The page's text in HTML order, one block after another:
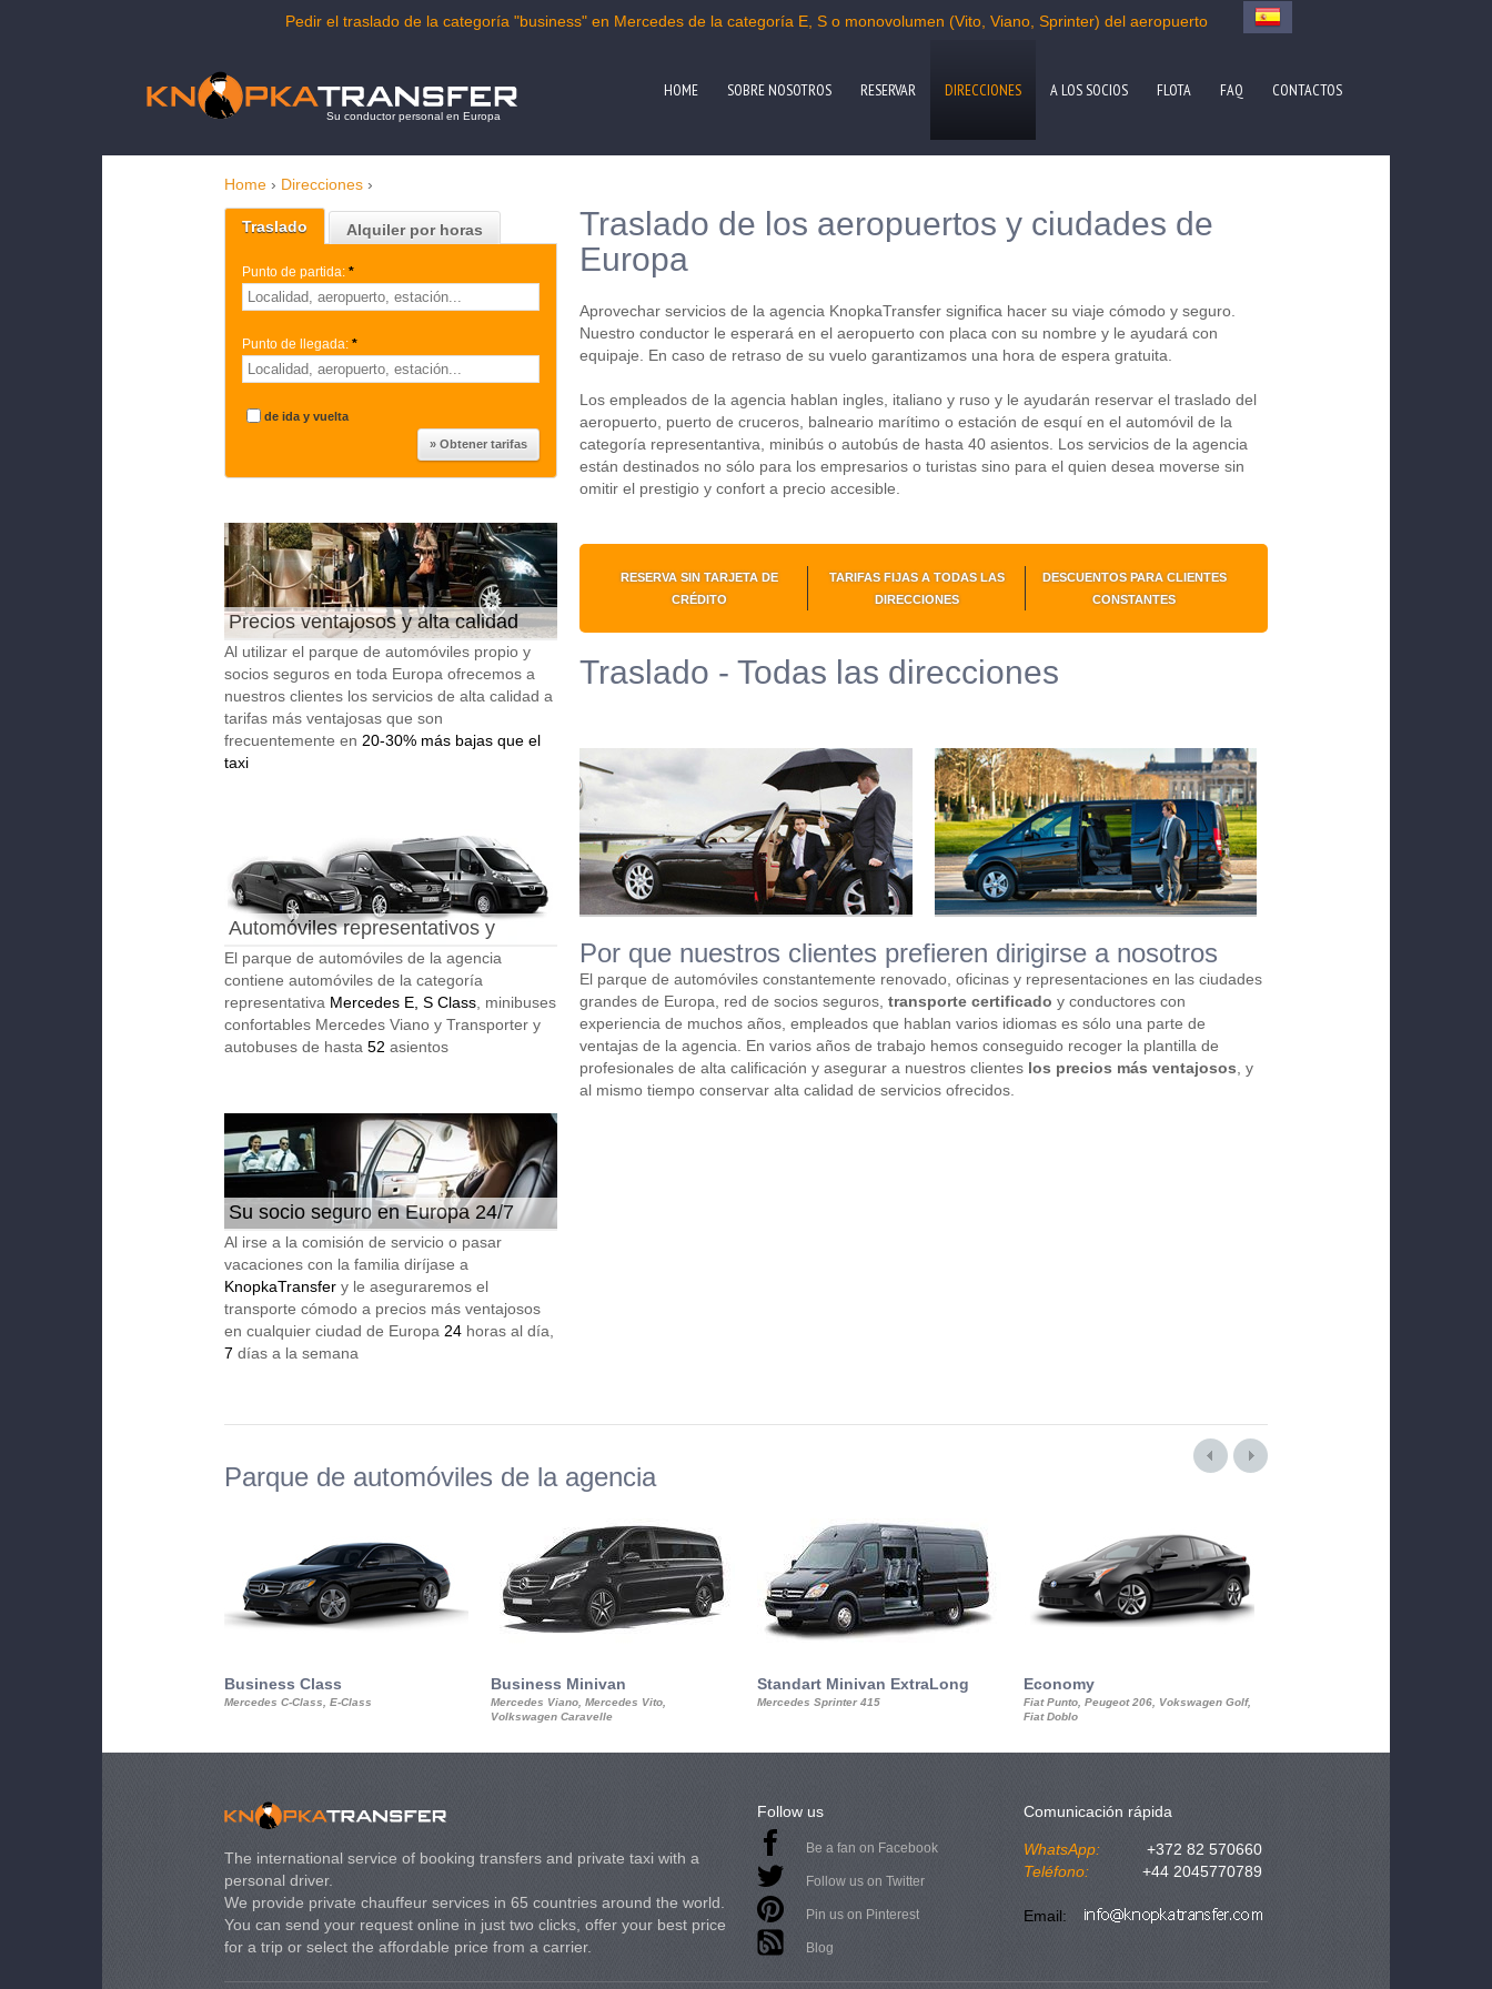
Pedir el traslado de la categoría "business" en Mercedes de la categoría E, S o monovolumen (Vito, Viano, Sprinter) del aeropuerto
Su conductor personal en Europa
HOME SOBRE NOSOTROS RESERVAR DIRECCIONES A LOS SOCIOS FLOTA FAQ CONTACTOS
Home › Direcciones ›
Traslado Alquiler por horas
Punto de partida: *
Punto de llegada: *
de ida y vuelta
Precios ventajosos y alta calidad
Al utilizar el parque de automóviles propio y
socios seguros en toda Europa ofrecemos a
nuestros clientes los servicios de alta calidad a
tarifas más ventajosas que son
frecuentemente en 20-30% más bajas que el
taxi
Automóviles representativos y
autobuses
El parque de automóviles de la agencia
contiene automóviles de la categoría
representativa Mercedes E, S Class , minibuses
confortables Mercedes Viano y Transporter y
autobuses de hasta 52 asientos
Su socio seguro en Europa 24/7
Al irse a la comisión de servicio o pasar
vacaciones con la familia diríjase a
KnopkaTransfer y le aseguraremos el
transporte cómodo a precios más ventajosos
en cualquier ciudad de Europa 24 horas al día,
7 días a la semana
Traslado de los aeropuertos y ciudades de
Europa
Aprovechar servicios de la agencia KnopkaTransfer significa hacer su viaje cómodo y seguro.
Nuestro conductor le esperará en el aeropuerto con placa con su nombre y le ayudará con
equipaje. En caso de retraso de su vuelo garantizamos una hora de espera gratuita.
Los empleados de la agencia hablan ingles, italiano y ruso y le ayudarán reservar el traslado del
aeropuerto, puerto de cruceros, balneario marítimo o estación de esquí en el automóvil de la
categoría representantiva, minibús o autobús de hasta 40 asientos. Los servicios de la agencia
están destinados no sólo para los empresarios o turistas sino para el quien desea moverse sin
omitir el prestigio y confort a precio accesible.
RESERVA SIN TARJETA DE
CRÉDITO
TARIFAS FIJAS A TODAS LAS
DIRECCIONES
DESCUENTOS PARA CLIENTES
CONSTANTES
Traslado - Todas las direcciones
Por que nuestros clientes prefieren dirigirse a nosotros
El parque de automóviles constantemente renovado, oficinas y representaciones en las ciudades
grandes de Europa, red de socios seguros, transporte certificado y conductores con
experiencia de muchos años, empleados que hablan varios idiomas es sólo una parte de
ventajas de la agencia. En varios años de trabajo hemos conseguido recoger la plantilla de
profesionales de alta calificación y asegurar a nuestros clientes los precios más ventajosos , y
al mismo tiempo conservar alta calidad de servicios ofrecidos.
Parque de automóviles de la agencia
Business Class
Mercedes C-Class, E-Class
Business Minivan
Mercedes Viano, Mercedes Vito,
Volkswagen Caravelle
Standart Minivan ExtraLong
Mercedes Sprinter 415
Economy
Fiat Punto, Peugeot 206, Vokswagen Golf,
Fiat Doblo
The international service of booking transfers and private taxi with a
personal driver.
We provide private chauffeur services in 65 countries around the world.
You can send your request online in just two clicks, offer your best price
for a trip or select the affordable price from a carrier.
Follow us
Be a fan on Facebook
Follow us on Twitter
Pin us on Pinterest
Blog
Comunicación rápida
WhatsApp:
+372 82 570660
Teléfono:
+44 2045770789
Email: